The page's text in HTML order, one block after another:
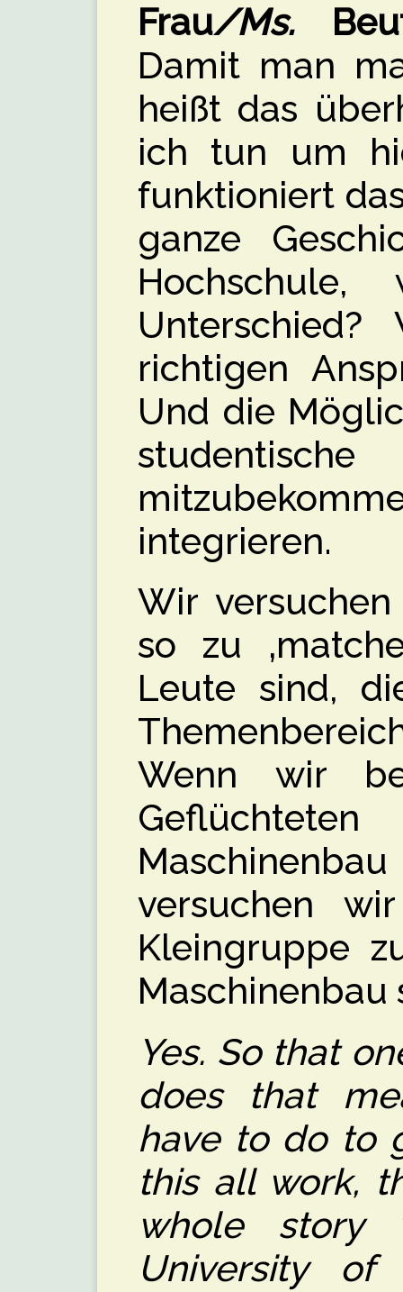
Frau/Ms.
Damit man
heißt das
ich tun um
funktioniert
ganze
richtigen
Und die
integrieren.
Wir
so zu
Leute sind,
Wenn wir
versuchen
Kleingruppe
Maschinenbau
Yes. So that
does that
have to do to
this all work,
whole story
University of